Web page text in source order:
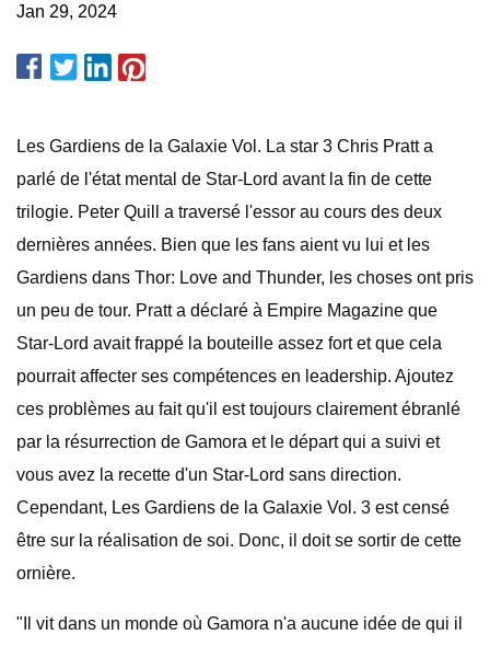
Jan 29, 2024
Les Gardiens de la Galaxie Vol. La star 3 Chris Pratt a
parlé de l'état mental de Star-Lord avant la fin de cette
trilogie. Peter Quill a traversé l'essor au cours des deux
dernières années. Bien que les fans aient vu lui et les
Gardiens dans Thor: Love and Thunder, les choses ont pris
un peu de tour. Pratt a déclaré à Empire Magazine que
Star-Lord avait frappé la bouteille assez fort et que cela
pourrait affecter ses compétences en leadership. Ajoutez
ces problèmes au fait qu'il est toujours clairement ébranlé
par la résurrection de Gamora et le départ qui a suivi et
vous avez la recette d'un Star-Lord sans direction.
Cependant, Les Gardiens de la Galaxie Vol. 3 est censé
être sur la réalisation de soi. Donc, il doit se sortir de cette
ornière.
"Il vit dans un monde où Gamora n'a aucune idée de qui il